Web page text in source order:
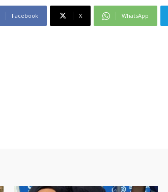
Facebook X WhatsApp